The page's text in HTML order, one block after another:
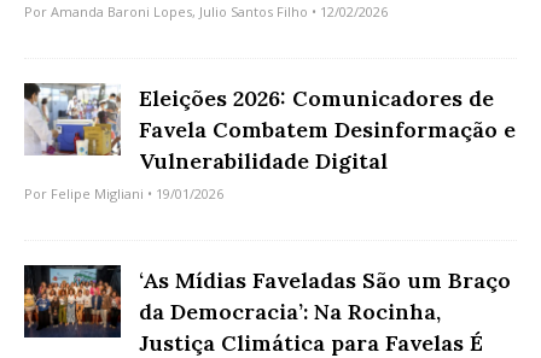
Por Amanda Baroni Lopes, Julio Santos Filho • 12/02/2026
Eleições 2026: Comunicadores de
Favela Combatem Desinformação e
Vulnerabilidade Digital
Por Felipe Migliani • 19/01/2026
‘As Mídias Faveladas São um Braço
da Democracia’: Na Rocinha,
Justiça Climática para Favelas É